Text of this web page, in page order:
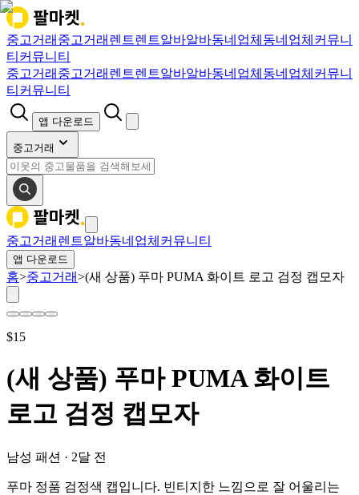
중고거래 중고거래 렌트렌트알바알바동네업체 동네업체 커뮤니
티 커뮤니티
중고거래 중고거래 렌트렌트알바알바동네업체 동네업체 커뮤니
티 커뮤니티
앱 다운로드
중고거래
중고거래 렌트알바동네업체 커뮤니티
앱 다운로드
홈>중고거래>(새 상품) 푸마 PUMA 화이트 로고 검정 캡모자
$15
(새 상품) 푸마 PUMA 화이트
로고 검정 캡모자
남성 패션 · 2달 전
푸마 정품 검정색 캡입니다. 빈티지한 느낌으로 잘 어울리는